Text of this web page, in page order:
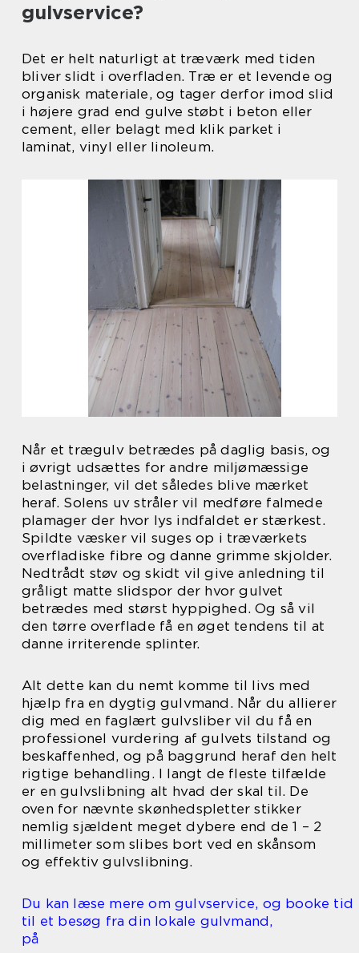
gulvservice?
Det er helt naturligt at træværk med tiden
bliver slidt i overfladen. Træ er et levende og
organisk materiale, og tager derfor imod slid
i højere grad end gulve støbt i beton eller
cement, eller belagt med klik parket i
laminat, vinyl eller linoleum.
Når et trægulv betrædes på daglig basis, og
i øvrigt udsættes for andre miljømæssige
belastninger, vil det således blive mærket
heraf. Solens uv stråler vil medføre falmede
plamager der hvor lys indfaldet er stærkest.
Spildte væsker vil suges op i træværkets
overfladiske fibre og danne grimme skjolder.
Nedtrådt støv og skidt vil give anledning til
gråligt matte slidspor der hvor gulvet
betrædes med størst hyppighed. Og så vil
den tørre overflade få en øget tendens til at
danne irriterende splinter.
Alt dette kan du nemt komme til livs med
hjælp fra en dygtig gulvmand. Når du allierer
dig med en faglært gulvsliber vil du få en
professionel vurdering af gulvets tilstand og
beskaffenhed, og på baggrund heraf den helt
rigtige behandling. I langt de fleste tilfælde
er en gulvslibning alt hvad der skal til. De
oven for nævnte skønhedspletter stikker
nemlig sjældent meget dybere end de 1 – 2
millimeter som slibes bort ved en skånsom
og effektiv gulvslibning.
Du kan læse mere om gulvservice, og booke tid
til et besøg fra din lokale gulvmand,
på